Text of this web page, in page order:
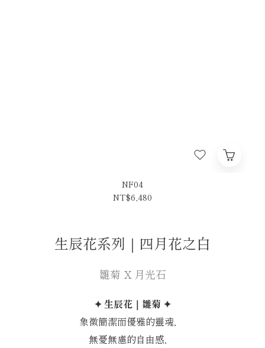
NF04
NT$6,480
生辰花系列｜四月花之白
雛菊 X 月光石
✦ 生辰花｜雛菊 ✦
象徵簡潔而優雅的靈魂，
無憂無慮的自由感，